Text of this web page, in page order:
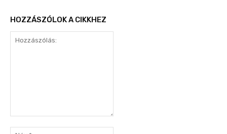
HOZZÁSZÓLOK A CIKKHEZ